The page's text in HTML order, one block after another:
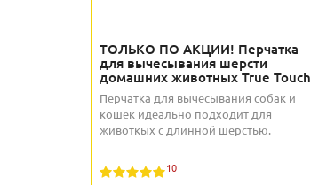
ТОЛЬКО ПО АКЦИИ! Перчатка
для вычесывания шерсти
домашних животных True Touch
Перчатка для вычесывания собак и
кошек идеально подходит для
животкых с длинной шерстью.
10